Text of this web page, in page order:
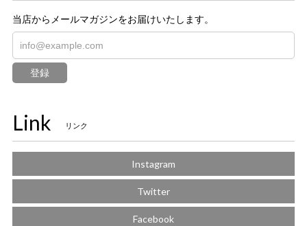
当店からメールマガジンをお届けいたします。
登録
Link リンク
Instagram
Twitter
Facebook